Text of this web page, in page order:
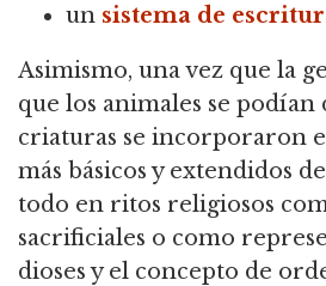
un sistema de
Asimismo, una vez que la
que los animales se podían
criaturas se incorporaron
más básicos y extendidos
todo en ritos religiosos
sacrificiales o como
dioses y el concepto de